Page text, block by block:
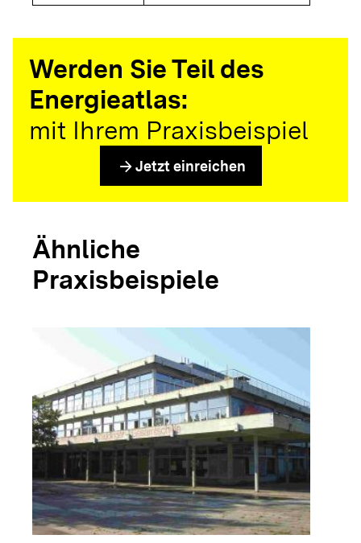
Werden Sie Teil des
Energieatlas:
mit Ihrem Praxisbeispiel
arrow_forward Jetzt einreichen
Ähnliche
Praxisbeispiele